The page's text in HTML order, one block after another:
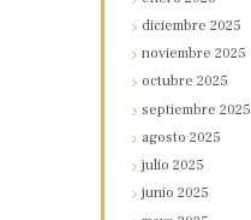
diciembre2025
noviembre2025
octubre2025
septiembre2025
agosto2025
julio2025
junio2025